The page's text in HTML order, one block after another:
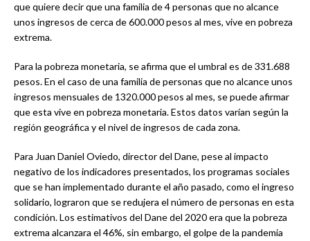
que quiere decir que una familia de 4 personas que no alcance
unos ingresos de cerca de 600.000 pesos al mes, vive en pobreza
extrema.
Para la pobreza monetaria, se afirma que el umbral es de 331.688
pesos. En el caso de una familia de personas que no alcance unos
ingresos mensuales de 1320.000 pesos al mes, se puede afirmar
que esta vive en pobreza monetaria. Estos datos varían según la
región geográfica y el nivel de ingresos de cada zona.
Para Juan Daniel Oviedo, director del Dane, pese al impacto
negativo de los indicadores presentados, los programas sociales
que se han implementado durante el año pasado, como el ingreso
solidario, lograron que se redujera el número de personas en esta
condición. Los estimativos del Dane del 2020 era que la pobreza
extrema alcanzara el 46%, sin embargo, el golpe de la pandemia